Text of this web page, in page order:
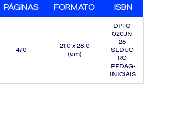
PÁGINAS FORMATO ISBN
470
21.0 x 28.0
(cm)
DPTO-
020JN-
26-
SEDUC-
RO-
PEDAG-
INICIAIS